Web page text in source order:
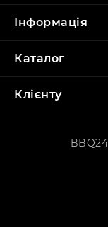
Інформація
Каталог
Клієнту